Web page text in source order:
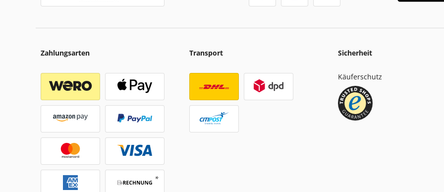
Zahlungsarten Transport Sicherheit
Käuferschutz